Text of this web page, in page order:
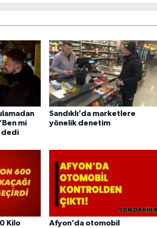
mi
dedi
Sandıklı’da marketlere
yönelik denetim
Kilo
Afyon’da otomobil